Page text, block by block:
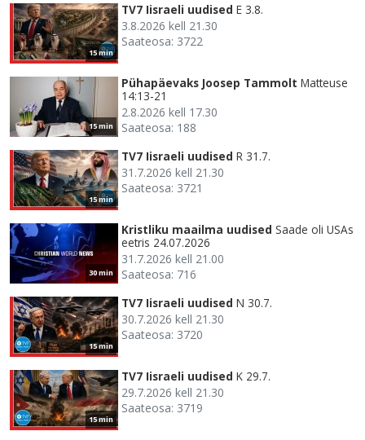
15 min
TV7 Iisraeli uudised E 3.8.
3.8.2026 kell 21.30
Saateosa: 3722
15 min
Pühapäevaks Joosep Tammolt Matteuse
14:13-21
2.8.2026 kell 17.30
Saateosa: 188
15 min
TV7 Iisraeli uudised R 31.7.
31.7.2026 kell 21.30
Saateosa: 3721
30 min
Kristliku maailma uudised Saade oli USAs
eetris 24.07.2026
31.7.2026 kell 21.00
Saateosa: 716
15 min
TV7 Iisraeli uudised N 30.7.
30.7.2026 kell 21.30
Saateosa: 3720
15 min
TV7 Iisraeli uudised K 29.7.
29.7.2026 kell 21.30
Saateosa: 3719